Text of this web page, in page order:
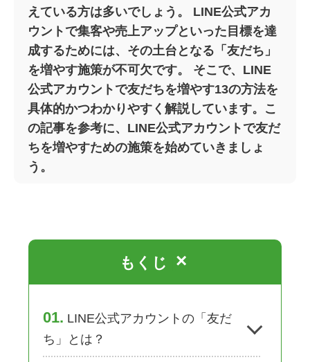
えている方は多いでしょう。 LINE公式アカ
ウントで集客や売上アップといった目標を達
成するためには、その土台となる「友だち」
を増やす施策が不可欠です。 そこで、LINE
公式アカウントで友だちを増やす13の方法を
具体的かつわかりやすく解説しています。こ
の記事を参考に、LINE公式アカウントで友だ
ちを増やすための施策を始めていきましょ
う。
もくじ ×
1 LINE公式アカウントの「友だ
ち」とは？